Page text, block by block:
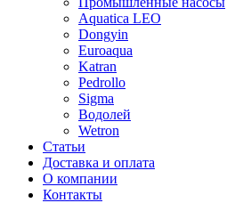
Aquatica LEO
Dongyin
Euroaqua
Katran
Pedrollo
Sigma
Водолей
Wetron
Статьи
Доставка и оплата
О компании
Контакты